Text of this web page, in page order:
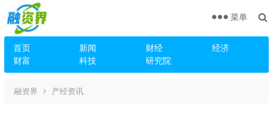
首页 新闻 财经
经济
财富
科技 研究院
菜单
融资界 产经资讯